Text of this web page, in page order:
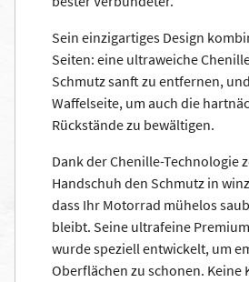
Sein einzigartiges Design
Seiten: eine ultraweiche
Schmutz sanft zu entfernen,
Waffelseite, um auch die
Rückstände zu bewältigen.
Dank der Chenille-Technologie
Handschuh den Schmutz in
dass Ihr Motorrad mühelos
bleibt. Seine ultrafeine
wurde speziell entwickelt, um
Oberflächen zu schonen. Keine